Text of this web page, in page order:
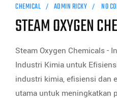
CHEMICAL ADMIN RICKY NO
STEAM OXYGEN
Steam Oxygen Chemicals -
Industri Kimia untuk
industri kimia, efisiensi dan
utama untuk meningkatkan